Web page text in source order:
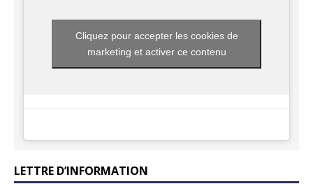
Cliquez pour accepter les cookies de
marketing et activer ce contenu
LETTRE D’INFORMATION